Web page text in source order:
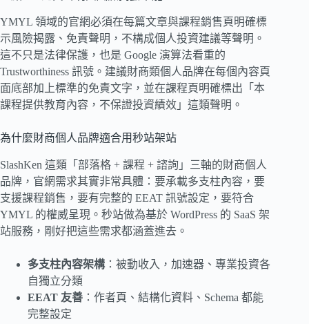
YMYL 領域的官網必須在每篇文章與課程銷售頁明確標
示風險揭露、免責聲明，不構成個人投資建議等聲明。
這不只是法律保護，也是 Google 演算法看重的
Trustworthiness 訊號。建議財商類個人品牌在每個內容頁
面底部加上標準的免責文字，並在課程頁明確標出「本
課程提供教育內容，不保證投資績效」這類聲明。
為什麼財商個人品牌適合用秒站架站
SlashKen 這類「部落格 + 課程 + 諮詢」三軸的財商個人
品牌，官網需求其實非常具體：要承載多支柱內容，要
支援課程銷售，要有完整的 EEAT 訊號設定，要符合
YMYL 的權威呈現。秒站做為基於 WordPress 的 SaaS 架
站服務，剛好把這些需求都涵蓋進去。
多支柱內容架構：被動收入，加速器、專業投資各
自獨立分類
EEAT 友善 ：作者頁、結構化資料、Schema 都能
完整設定